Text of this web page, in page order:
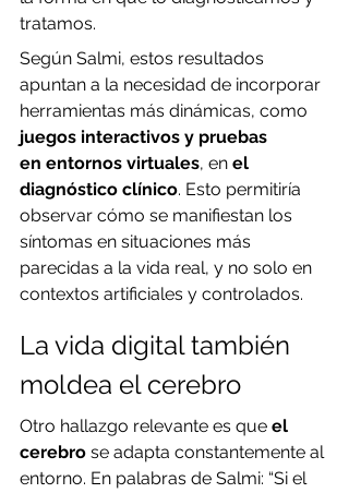
tratamos.
Según Salmi, estos resultados
apuntan a la necesidad de incorporar
herramientas más dinámicas, como
juegos interactivos y pruebas
en entornos virtuales, en el
diagnóstico clínico. Esto permitiría
observar cómo se manifiestan los
síntomas en situaciones más
parecidas a la vida real, y no solo en
contextos artificiales y controlados.
La vida digital también
moldea el cerebro
Otro hallazgo relevante es que el
cerebro se adapta constantemente al
entorno. En palabras de Salmi: “Si el